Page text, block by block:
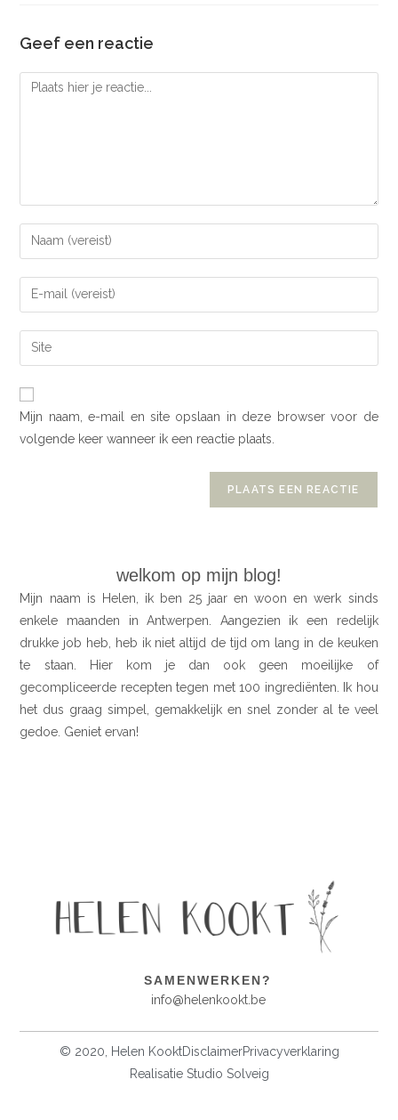
Geef een reactie
Mijn naam, e-mail en site opslaan in deze browser voor de
volgende keer wanneer ik een reactie plaats.
welkom op mijn blog!
Mijn naam is Helen, ik ben 25 jaar en woon en werk sinds
enkele maanden in Antwerpen. Aangezien ik een redelijk
drukke job heb, heb ik niet altijd de tijd om lang in de keuken
te staan. Hier kom je dan ook geen moeilijke of
gecompliceerde recepten tegen met 100 ingrediënten. Ik hou
het dus graag simpel, gemakkelijk en snel zonder al te veel
gedoe. Geniet ervan!
SAMENWERKEN?
info@helenkookt.be
© 2020, Helen KooktDisclaimerPrivacyverklaring
Realisatie Studio Solveig